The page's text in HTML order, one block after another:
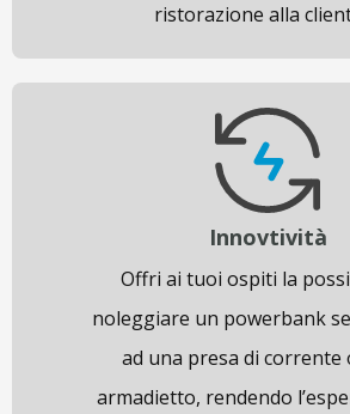
ristorazione alla
Innovtività
Offri ai tuoi ospiti la
noleggiare un powerbank
ad una presa di corrente
armadietto, rendendo